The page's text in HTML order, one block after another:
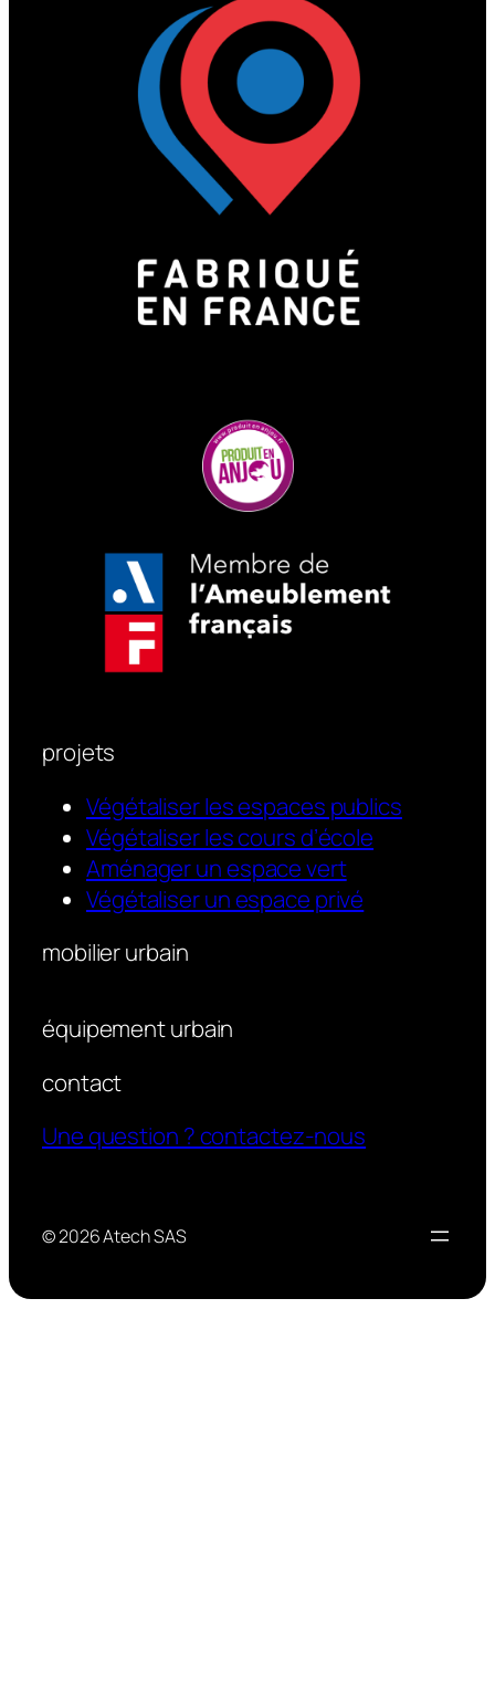
projets
Végétaliser les espaces publics
Végétaliser les cours d’école
Aménager un espace vert
Végétaliser un espace privé
mobilier urbain
équipement urbain
contact
Une question ? contactez-nous
© 2026 Atech SAS